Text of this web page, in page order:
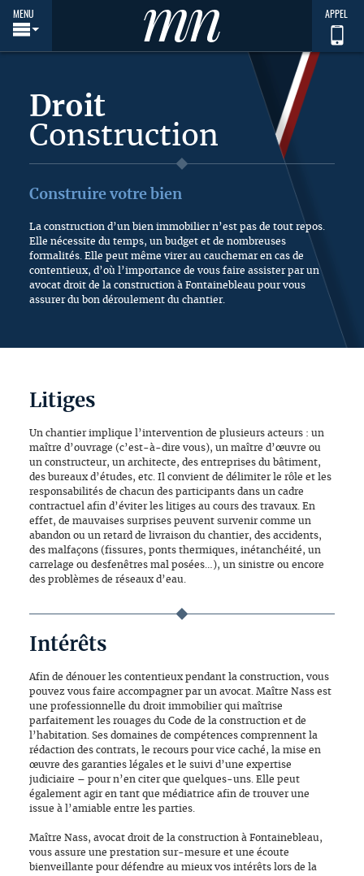
MENU APPEL
Droit
Construction
Construire votre bien
La construction d’un bien immobilier n’est pas de tout repos.
Elle nécessite du temps, un budget et de nombreuses
formalités. Elle peut même virer au cauchemar en cas de
contentieux, d’où l’importance de vous faire assister par un
avocat droit de la construction à Fontainebleau pour vous
assurer du bon déroulement du chantier.
Litiges
Un chantier implique l’intervention de plusieurs acteurs : un
maître d’ouvrage (c’est-à-dire vous), un maître d’œuvre ou
un constructeur, un architecte, des entreprises du bâtiment,
des bureaux d’études, etc. Il convient de délimiter le rôle et les
responsabilités de chacun des participants dans un cadre
contractuel afin d’éviter les litiges au cours des travaux. En
effet, de mauvaises surprises peuvent survenir comme un
abandon ou un retard de livraison du chantier, des accidents,
des malfaçons (fissures, ponts thermiques, inétanchéité, un
carrelage ou desfenêtres mal posées…), un sinistre ou encore
des problèmes de réseaux d’eau.
Intérêts
Afin de dénouer les contentieux pendant la construction, vous
pouvez vous faire accompagner par un avocat. Maître Nass est
une professionnelle du droit immobilier qui maîtrise
parfaitement les rouages du Code de la construction et de
l’habitation. Ses domaines de compétences comprennent la
rédaction des contrats, le recours pour vice caché, la mise en
œuvre des garanties légales et le suivi d’une expertise
judiciaire – pour n’en citer que quelques-uns. Elle peut
également agir en tant que médiatrice afin de trouver une
issue à l’amiable entre les parties.
Maître Nass, avocat droit de la construction à Fontainebleau,
vous assure une prestation sur-mesure et une écoute
bienveillante pour défendre au mieux vos intérêts lors de la